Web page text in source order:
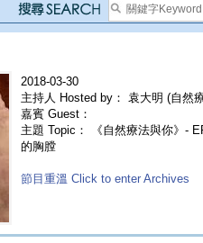
2018-03-30
主持人 Hosted by： 袁大明 (自然
嘉賓 Guest：
主題 Topic： 《自然療法與你》-
的胸膛
節目重溫 Click to enter Archives